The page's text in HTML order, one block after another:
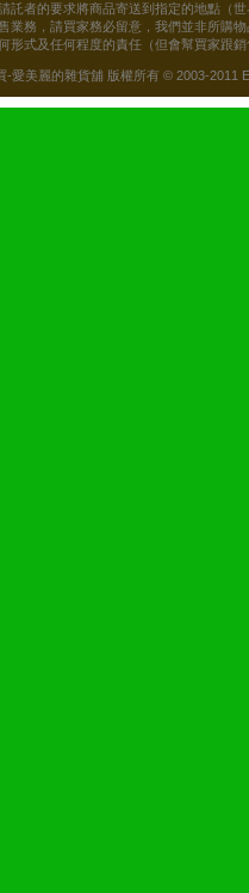
託者的要求將商品寄送到指定的地點（
業務，請買家務必留意，我們並非所購
形式及任何程度的責任（但會幫買家跟
-愛美麗的雜貨舖 版權所有 © 2003-2011